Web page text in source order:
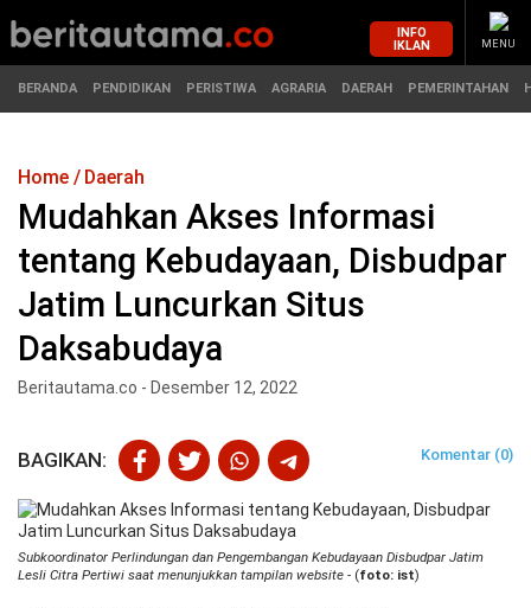
MASUK
BERANDA
PERISTIWA
PENDIDIKAN
HUKUM
INFO
IKLAN
MENU
BERANDA PENDIDIKAN PERISTIWA AGRARIA DAERAH PEMERINTAHAN
Home Daerah
Mudahkan Akses Informasi
tentang Kebudayaan, Disbudpar
Jatim Luncurkan Situs
Daksabudaya
Beritautama.co - Desember 12, 2022
BAGIKAN: Komentar (0)
Subkoordinator Perlindungan dan Pengembangan Kebudayaan Disbudpar Jatim
Lesli Citra Pertiwi saat menunjukkan tampilan website - (foto: ist)